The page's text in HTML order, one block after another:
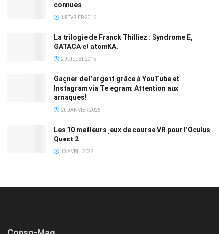
connues
1 FÉVRIER 2016
La trilogie de Franck Thilliez : Syndrome E,
GATACA et atomKA.
2 JUILLET 2015
Gagner de l’argent grâce à YouTube et
Instagram via Telegram: Attention aux
arnaques!
20 JANVIER 2025
Les 10 meilleurs jeux de course VR pour l’Oculus
Quest 2
13 AVRIL 2022